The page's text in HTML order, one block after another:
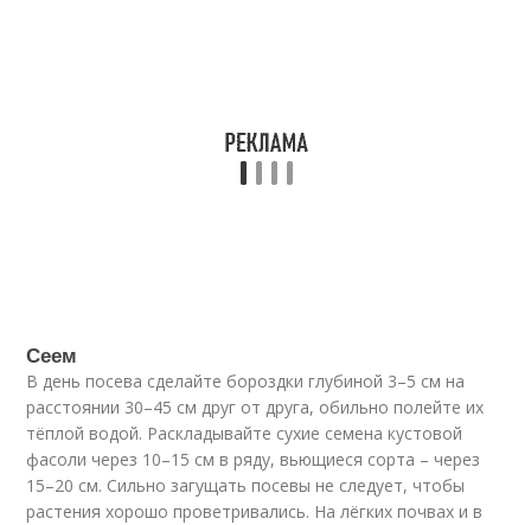
Сеем
В день посева сделайте бороздки глубиной 3–5 см на
расстоянии 30–45 см друг от друга, обильно полейте их
тёплой водой. Раскладывайте сухие семена кустовой
фасоли через 10–15 см в ряду, вьющиеся сорта – через
15–20 см. Сильно загущать посевы не следует, чтобы
растения хорошо проветривались. На лёгких почвах и в